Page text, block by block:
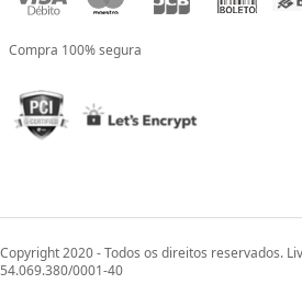
Compra 100% segura
Copyright 2020 - Todos os direitos reservados.
54.069.380/0001-40